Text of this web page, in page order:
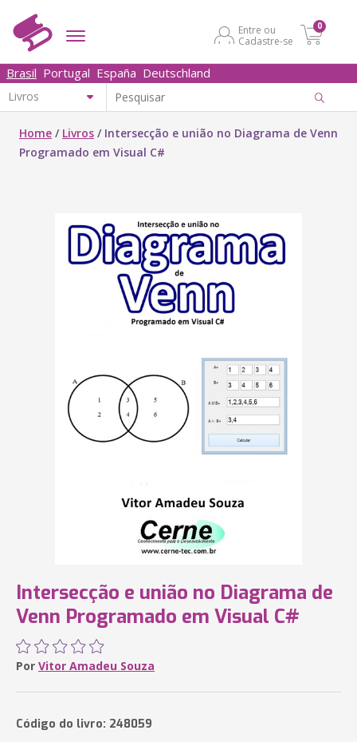
Entre ou
Cadastre-se
0
Brasil Portugal España Deutschland
Home / Livros / Intersecção e união no Diagrama de Venn
Programado em Visual C#
Intersecção e união no Diagrama de
Venn Programado em Visual C#
Por Vitor Amadeu Souza
Código do livro: 248059